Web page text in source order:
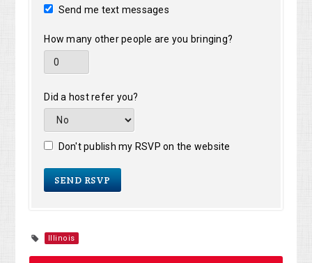
Send me text messages
How many other people are you bringing?
Did a host refer you?
Don't publish my RSVP on the website
Illinois